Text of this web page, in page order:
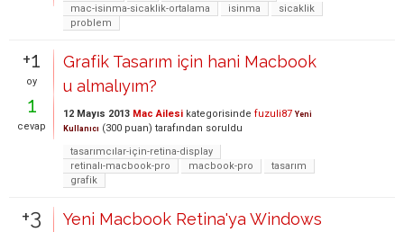
mac-isinma-sicaklik-ortalama
isinma
sicaklik
problem
+1
oy
1
cevap
Grafik Tasarım için hani Macbook
u almalıyım?
12 Mayıs 2013 Mac Ailesi kategorisinde fuzuli87 Yeni
Kullanıcı (300 puan) tarafından soruldu
tasarımcılar-için-retina-display
retinalı-macbook-pro
macbook-pro
tasarım
grafik
+3
Yeni Macbook Retina'ya Windows